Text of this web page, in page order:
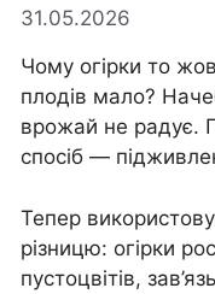
31.05.2026
Чому огірки то
плодів мало?
врожай не радує.
спосіб —
Тепер
різницю: огірки
пустоцвітів,